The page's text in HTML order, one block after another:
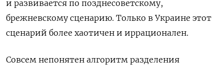
и развивается по позднесоветскому,
брежневскому сценарию. Только в Украине этот
сценарий более хаотичен и иррационален.
Совсем непонятен алгоритм разделения